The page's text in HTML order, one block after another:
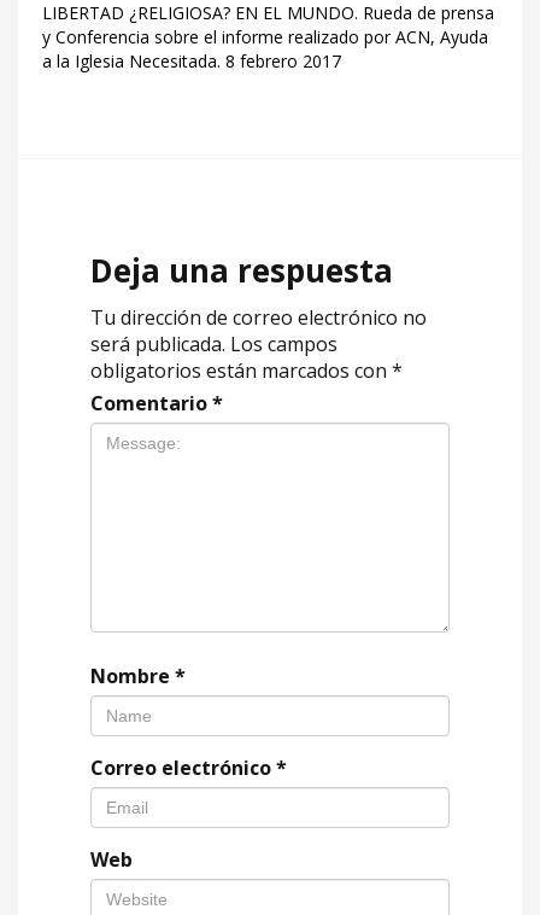
LIBERTAD ¿RELIGIOSA? EN EL MUNDO. Rueda de prensa
y Conferencia sobre el informe realizado por ACN, Ayuda
a la Iglesia Necesitada. 8 febrero 2017
Deja una respuesta
Tu dirección de correo electrónico no
será publicada. Los campos
obligatorios están marcados con *
Comentario*
Nombre *
Correo electrónico*
Web